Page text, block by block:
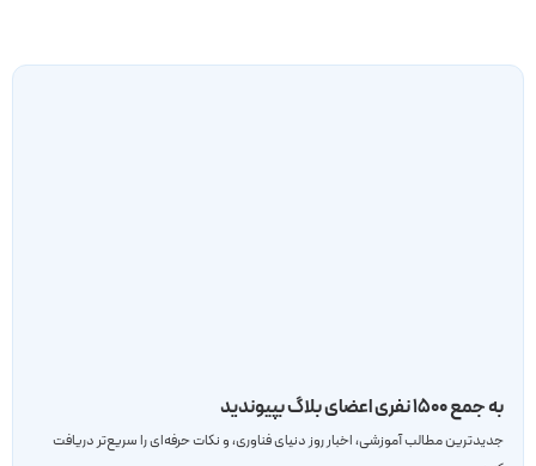
به جمع ۱۵۰۰ نفری اعضای بلاگ بپیوندید
جدید‌ترین مطالب آموزشی، اخبار روز دنیای فناوری، و نکات حرفه‌ای را سریع‌تر دریافت